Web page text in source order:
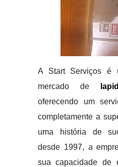
A Start Serviços é
mercado de
oferecendo um
completamente a
uma história de
desde 1997, a
sua capacidade de